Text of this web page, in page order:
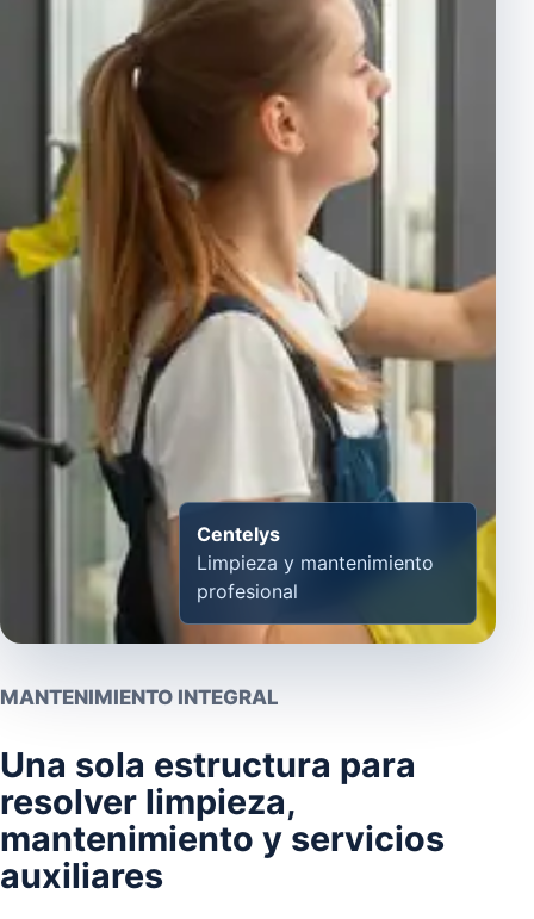
Centelys
Limpieza y mantenimiento
profesional
MANTENIMIENTO INTEGRAL
Una sola estructura para
resolver limpieza,
mantenimiento y servicios
auxiliares